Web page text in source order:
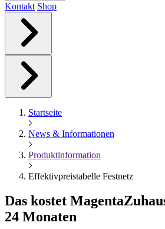
Kontakt Shop
Startseite
News & Informationen
Produktinformation
Effektivpreistabelle Festnetz
Das kostet Magenta
24 Monaten